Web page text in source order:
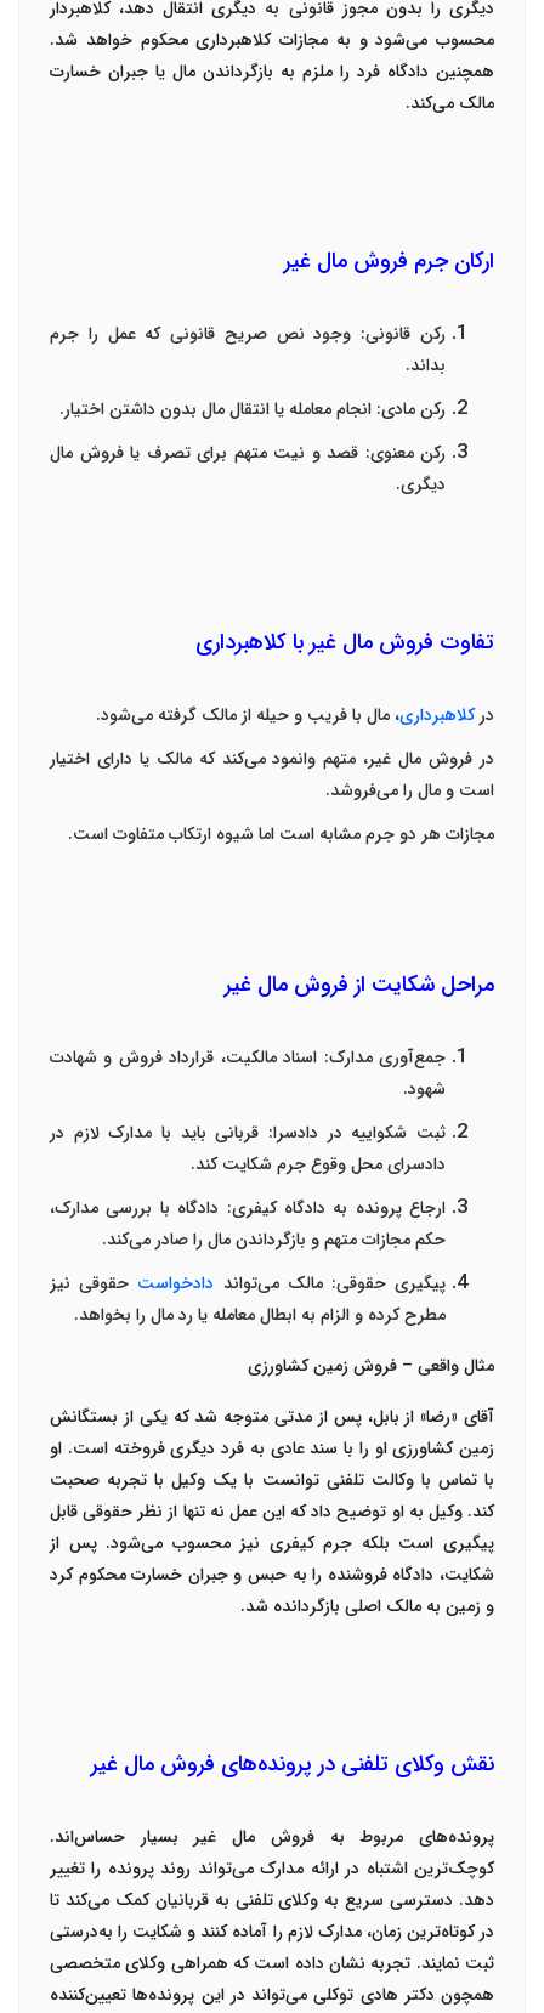
دیگری را بدون مجوز قانونی به دیگری انتقال دهد، کلاهبردار
محسوب می‌شود و به مجازات کلاهبرداری محکوم خواهد شد.
همچنین دادگاه فرد را ملزم به بازگرداندن مال یا جبران خسارت
مالک می‌کند.
ارکان جرم فروش مال غیر
رکن قانونی: وجود نص صریح قانونی که عمل را جرم
بداند.
رکن مادی: انجام معامله یا انتقال مال بدون داشتن اختیار.
رکن معنوی: قصد و نیت متهم برای تصرف یا فروش مال
دیگری.
تفاوت فروش مال غیر با کلاهبرداری
درکلاهبرداری، مال با فریب و حیله از مالک گرفته می‌شود.
در فروش مال غیر، متهم وانمود می‌کند که مالک یا دارای اختیار
است و مال را می‌فروشد.
مجازات هر دو جرم مشابه است اما شیوه ارتکاب متفاوت است.
مراحل شکایت از فروش مال غیر
جمع‌آوری مدارک: اسناد مالکیت، قرارداد فروش و شهادت
شهود.
ثبت شکواییه در دادسرا: قربانی باید با مدارک لازم در
دادسرای محل وقوع جرم شکایت کند.
ارجاع پرونده به دادگاه کیفری: دادگاه با بررسی مدارک،
حکم مجازات متهم و بازگرداندن مال را صادر می‌کند.
پیگیری حقوقی:مالک می‌تواند دادخواست حقوقی نیز
مطرح کرده و الزام به ابطال معامله یا رد مال را بخواهد.
مثال واقعی – فروش زمین کشاورزی
آقای «رضا» از بابل، پس از مدتی متوجه شد که یکی از بستگانش
زمین کشاورزی او را با سند عادی به فرد دیگری فروخته است. او
با تماس باوکالت تلفنی توانست با یک وکیل با تجربه صحبت
کند. وکیل به او توضیح داد که این عمل نه تنها از نظر حقوقی قابل
پیگیری است بلکه جرم کیفری نیز محسوب می‌شود. پس از
شکایت، دادگاه فروشنده را به حبس و جبران خسارت محکوم کرد
و زمین به مالک اصلی بازگردانده شد.
نقش وکلای تلفنی در پرونده‌های فروش مال غیر
پرونده‌های مربوط به فروش مال غیر بسیار حساس‌اند.
کوچک‌ترین اشتباه در ارائه مدارک می‌تواند روند پرونده را تغییر
دهد. دسترسی سریع به وکلای تلفنی به قربانیان کمک می‌کند تا
در کوتاه‌ترین زمان، مدارک لازم را آماده کنند و شکایت را به‌درستی
ثبت نمایند. تجربه نشان داده است که همراهی وکلای متخصصی
همچون دکتر هادی توکلیمی‌تواند در این پرونده‌ها تعیین‌کننده